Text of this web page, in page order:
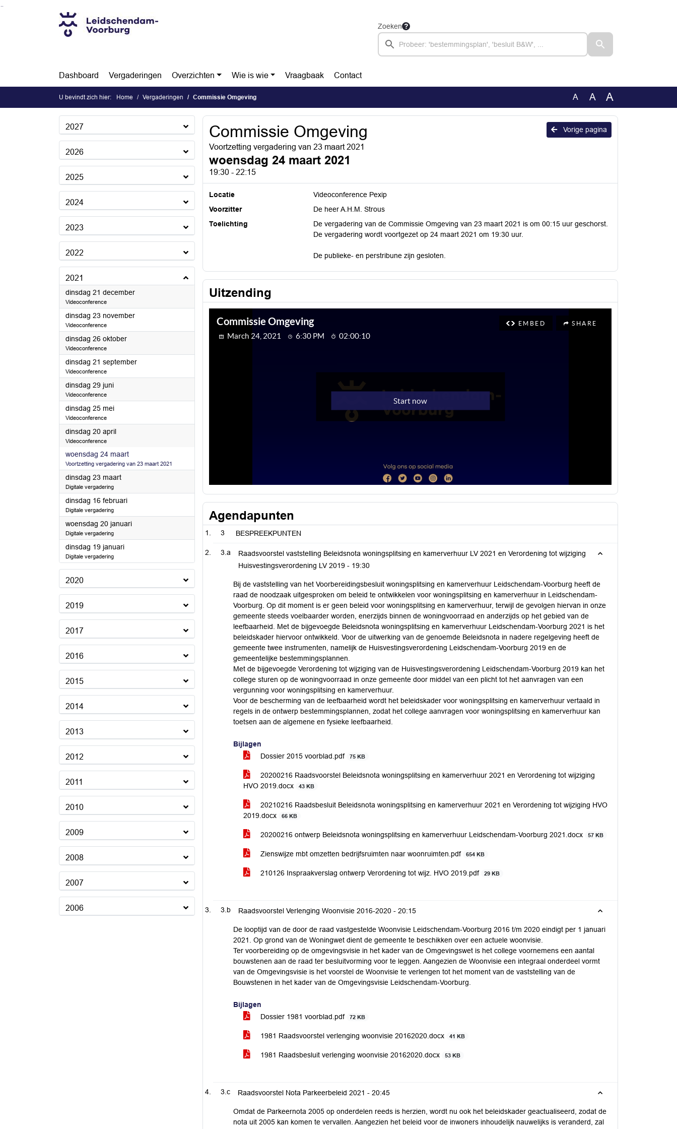
Ga naar de inhoud van deze pagina
Ga naar het zoeken
Ga naar het menu
Zoeken
Dashboard Vergaderingen Overzichten Wie is wie Vraagbaak Contact
U bevindt zich hier: Home Vergaderingen Commissie Omgeving A A A
2027
2026
2025
2024
2023
2022
2021
dinsdag 21 december2021
Videoconference
dinsdag 23 november2021
Videoconference
dinsdag 26 oktober2021
Videoconference
dinsdag 21 september2021
Videoconference
dinsdag 29 juni2021
Videoconference
dinsdag 25 mei2021
Videoconference
dinsdag 20 april2021
Videoconference
woensdag 24 maart2021
Voortzetting vergadering van 23 maart 2021
dinsdag 23 maart2021
Digitale vergadering
dinsdag 16 februari2021
Digitale vergadering
woensdag 20 januari2021
Digitale vergadering
dinsdag 19 januari2021
Digitale vergadering
2020
2019
2017
2016
2015
2014
2013
2012
2011
2010
2009
2008
2007
2006
Vorige pagina
Commissie Omgeving
Voortzetting vergadering van 23 maart 2021
woensdag 24 maart 2021
19:30 - 22:15
Locatie
Videoconference Pexip
Voorzitter
De heer A.H.M. Strous
Toelichting
De vergadering van de Commissie Omgeving van 23 maart 2021 is om 00:15 uur geschorst.
De vergadering wordt voortgezet op 24 maart 2021 om 19:30 uur.
De publieke- en perstribune zijn gesloten.
Uitzending
Agendapunten
3 BESPREEKPUNTEN
3.a
Raadsvoorstel vaststelling Beleidsnota woningsplitsing en kamerverhuur LV 2021 en Verordening tot wijziging
Huisvestingsverordening LV 2019 - 19:30
Bij de vaststelling van het Voorbereidingsbesluit woningsplitsing en kamerverhuur Leidschendam-Voorburg heeft de
raad de noodzaak uitgesproken om beleid te ontwikkelen voor woningsplitsing en kamerverhuur in Leidschendam-
Voorburg. Op dit moment is er geen beleid voor woningsplitsing en kamerverhuur, terwijl de gevolgen hiervan in onze
gemeente steeds voelbaarder worden, enerzijds binnen de woningvoorraad en anderzijds op het gebied van de
leefbaarheid. Met de bijgevoegde Beleidsnota woningsplitsing en kamerverhuur Leidschendam-Voorburg 2021 is het
beleidskader hiervoor ontwikkeld. Voor de uitwerking van de genoemde Beleidsnota in nadere regelgeving heeft de
gemeente twee instrumenten, namelijk de Huisvestingsverordening Leidschendam-Voorburg 2019 en de
gemeentelijke bestemmingsplannen.
Met de bijgevoegde Verordening tot wijziging van de Huisvestingsverordening Leidschendam-Voorburg 2019 kan het
college sturen op de woningvoorraad in onze gemeente door middel van een plicht tot het aanvragen van een
vergunning voor woningsplitsing en kamerverhuur.
Voor de bescherming van de leefbaarheid wordt het beleidskader voor woningsplitsing en kamerverhuur vertaald in
regels in de ontwerp bestemmingsplannen, zodat het college aanvragen voor woningsplitsing en kamerverhuur kan
toetsen aan de algemene en fysieke leefbaarheid.
Bijlagen
Dossier 2015 voorblad.pdf
75 KB
20200216 Raadsvoorstel Beleidsnota woningsplitsing en kamerverhuur 2021 en Verordening tot wijziging
HVO 2019.docx
43 KB
20210216 Raadsbesluit Beleidsnota woningsplitsing en kamerverhuur 2021 en Verordening tot wijziging HVO
2019.docx
66 KB
20200216 ontwerp Beleidsnota woningsplitsing en kamerverhuur Leidschendam-Voorburg 2021.docx 57 KB
Zienswijze mbt omzetten bedrijfsruimten naar woonruimten.pdf 654 KB
210126 Inspraakverslag ontwerp Verordening tot wijz. HVO 2019.pdf 29 KB
3.b Raadsvoorstel Verlenging Woonvisie 2016-2020 - 20:15
De looptijd van de door de raad vastgestelde Woonvisie Leidschendam-Voorburg 2016 t/m 2020 eindigt per 1 januari
2021. Op grond van de Woningwet dient de gemeente te beschikken over een actuele woonvisie.
Ter voorbereiding op de omgevingsvisie in het kader van de Omgevingswet is het college voornemens een aantal
bouwstenen aan de raad ter besluitvorming voor te leggen. Aangezien de Woonvisie een integraal onderdeel vormt
van de Omgevingsvisie is het voorstel de Woonvisie te verlengen tot het moment van de vaststelling van de
Bouwstenen in het kader van de Omgevingsvisie Leidschendam-Voorburg.
Bijlagen
Dossier 1981 voorblad.pdf
72 KB
1981 Raadsvoorstel verlenging woonvisie 20162020.docx 41 KB
1981 Raadsbesluit verlenging woonvisie 20162020.docx 53 KB
3.c Raadsvoorstel Nota Parkeerbeleid 2021 - 20:45
Omdat de Parkeernota 2005 op onderdelen reeds is herzien, wordt nu ook het beleidskader geactualiseerd, zodat de
nota uit 2005 kan komen te vervallen. Aangezien het beleid voor de inwoners inhoudelijk nauwelijks is veranderd, zal